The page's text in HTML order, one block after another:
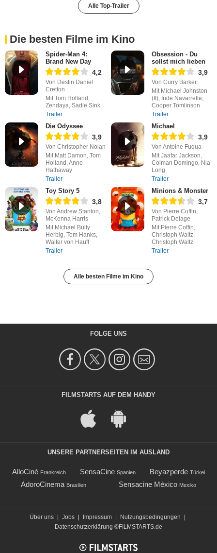
Alle Top-Trailer
Die besten Filme im Kino
Spider-Man 4:
Brand New Day
4,2
Von Destin Daniel
Cretton
Mit Tom Holland,
Zendaya, Sadie Sink
Trailer
Obsession - Du
sollst mich lieben
3,9
Von Curry Barker
Mit Michael Johnston
(II), Inde Navarrette,
Cooper Tomlinson
Trailer
Die Odyssee
3,9
Von Christopher Nolan
Mit Matt Damon, Tom
Holland, Anne
Hathaway
Trailer
Michael
3,9
Von Antoine Fuqua
Mit Jaafar Jackson,
Colman Domingo, Nia
Long
Trailer
Toy Story 5
3,8
Von Andrew Stanton,
McKenna Harris
Mit Michael Bully
Herbig, Tom Hanks,
Walter von Hauff
Trailer
Minions & Monster
3,7
Von Pierre Coffin,
Patrick Delage
Mit Pierre Coffin,
Christoph Waltz,
Christoph Waltz
Trailer
Alle besten Filme im Kino
FOLGE UNS
FILMSTARTS AUF DEM HANDY
UNSERE PARTNERSEITEN IM AUSLAND
AlloCiné Frankreich SensaCine Spanien Beyazperde Türkei
AdoroCinema Brasilien Sensacine México Mexiko
Über uns | Jobs | Impressum | Nutzungsbedingungen
|
Datenschutzerklärung ©FILMSTARTS.de